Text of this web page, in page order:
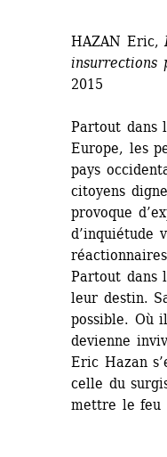
HAZAN Eric,
insurrections
2015
Partout dans
Europe, les
pays
citoyens
provoque
d’inquiétude
Partout dans
leur destin.
possible. Où
devienne
Eric Hazan
celle du
mettre le feu